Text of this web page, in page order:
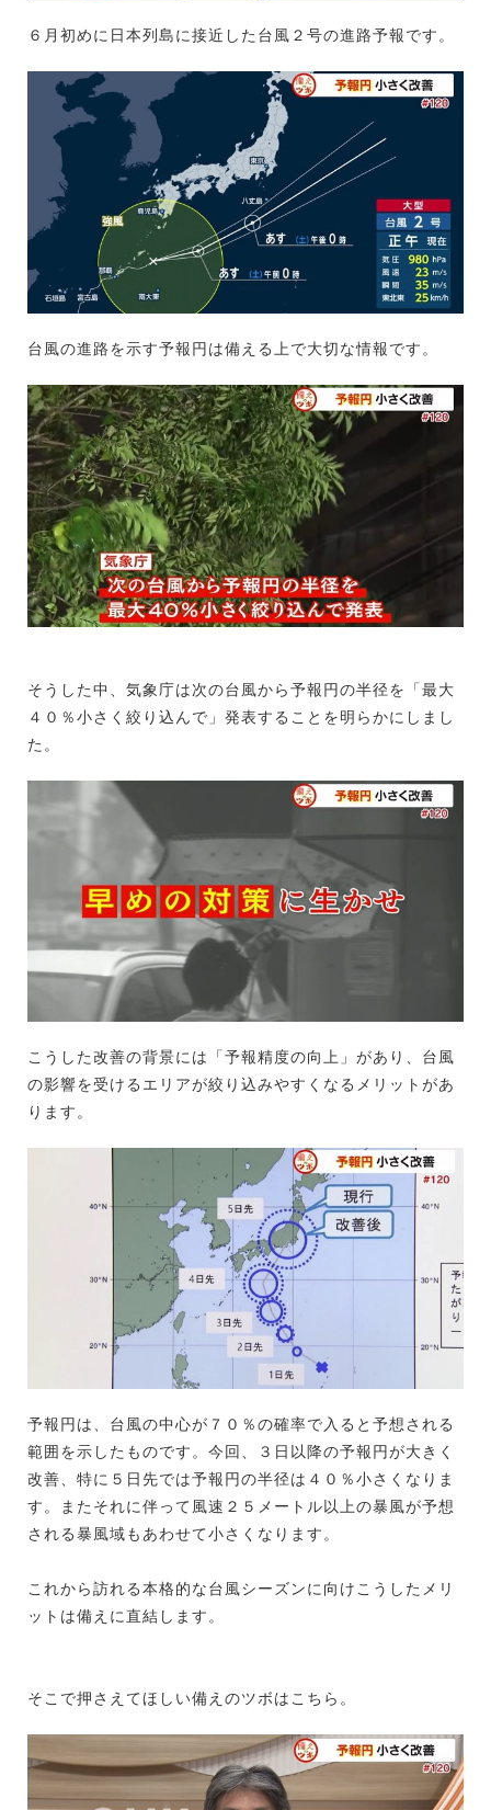
６月初めに日本列島に接近した台風２号の進路予報です。
台風の進路を示す予報円は備える上で大切な情報です。
そうした中、気象庁は次の台風から予報円の半径を「最大
４０％小さく絞り込んで」発表することを明らかにしまし
た。
こうした改善の背景には「予報精度の向上」があり、台風
の影響を受けるエリアが絞り込みやすくなるメリットがあ
ります。
予報円は、台風の中心が７０％の確率で入ると予想される
範囲を示したものです。今回、３日以降の予報円が大きく
改善、特に５日先では予報円の半径は４０％小さくなりま
す。またそれに伴って風速２５メートル以上の暴風が予想
される暴風域もあわせて小さくなります。
これから訪れる本格的な台風シーズンに向けこうしたメリ
ットは備えに直結します。
そこで押さえてほしい備えのツボはこちら。